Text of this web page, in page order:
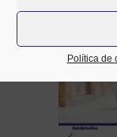
Política de